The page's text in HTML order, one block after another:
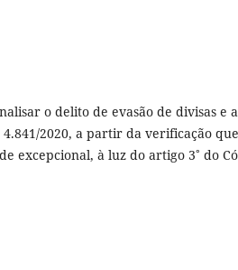
o delito de evasão de divisas e
4.841/2020, a partir da verificação
excepcional, à luz do artigo 3˚ do